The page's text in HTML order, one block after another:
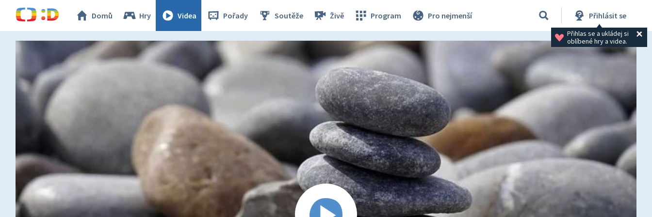
Domů Hry Videa Pořady Soutěže Živě Program Pro nejmenší Přihlásit se
Přihlas se a ukládej si
oblíbené hry a videa.